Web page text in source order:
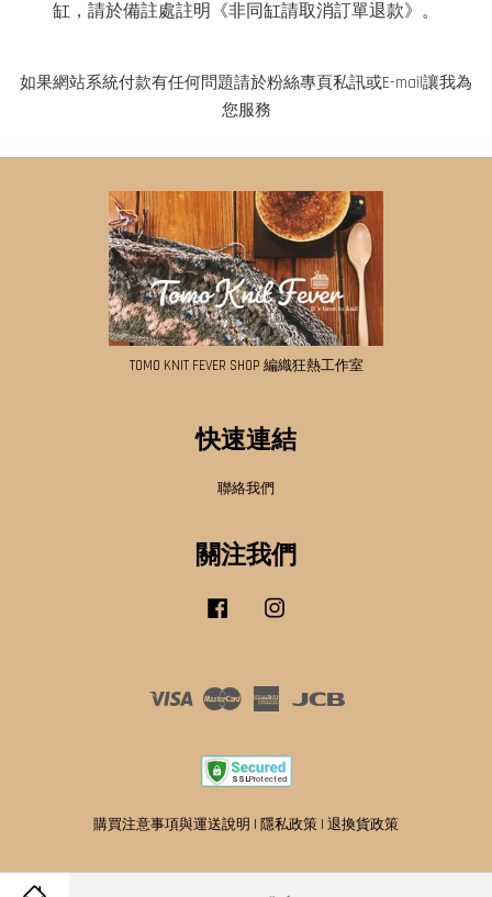
缸，請於備註處註明《非同缸請取消訂單退款》。
如果網站系統付款有任何問題請於粉絲專頁私訊或E-mail讓我為
您服務
TOMO KNIT FEVER SHOP 編織狂熱工作室
快速連結
聯絡我們
關注我們
Facebook
Visa Master
American
購買注意事項與運送說明 | 隱私政策 | 退換貨政策